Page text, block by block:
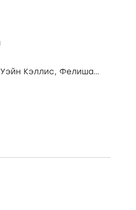
Кэллис, Фелиша